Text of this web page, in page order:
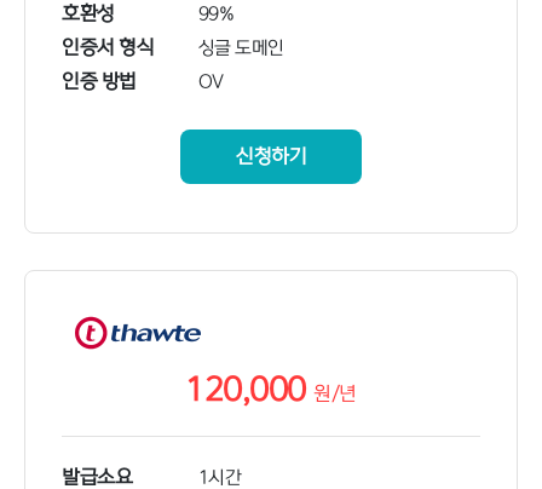
호환성 99%
인증서 형식 싱글 도메인
인증 방법 OV
신청하기
120,000원/년
발급소요 1시간